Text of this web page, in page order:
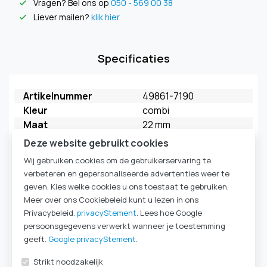
check Vragen? Bel ons op 050 - 569 00 38
check Liever mailen? klik hier
Specificaties
Artikelnummer
49861-7190
Kleur
combi
Maat
22 mm
Merk
FAHL
Verpakkingseenheid
5 stuks
HME Ademweerstand
HighFlow
kleur behuizing
vanille
kleur deksel
wit
HME Type
HME 22mm
Komt ook voor in
Deze website gebruikt cookies
Wij gebruiken cookies om de gebruikerservaring te
verbeteren en gepersonaliseerde advertenties weer te
geven. Kies welke cookies u ons toestaat te gebruiken.
Meer over ons Cookiebeleid kunt u lezen in ons
Privacybeleid. privacyStement. Lees hoe Google
persoonsgegevens verwerkt wanneer je toestemming
geeft. Google privacyStement.
Strikt noodzakelijk